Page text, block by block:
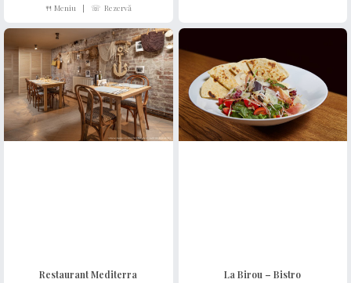
🍴 Meniu | ☏ Rezervă
Restaurant Mediterra La Birou – Bistro